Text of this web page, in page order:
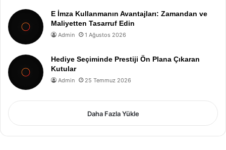
E İmza Kullanmanın Avantajları: Zamandan ve
Maliyetten Tasarruf Edin
Admin 1 Ağustos 2026
Hediye Seçiminde Prestiji Ön Plana Çıkaran
Kutular
Admin 25 Temmuz 2026
Daha Fazla Yükle